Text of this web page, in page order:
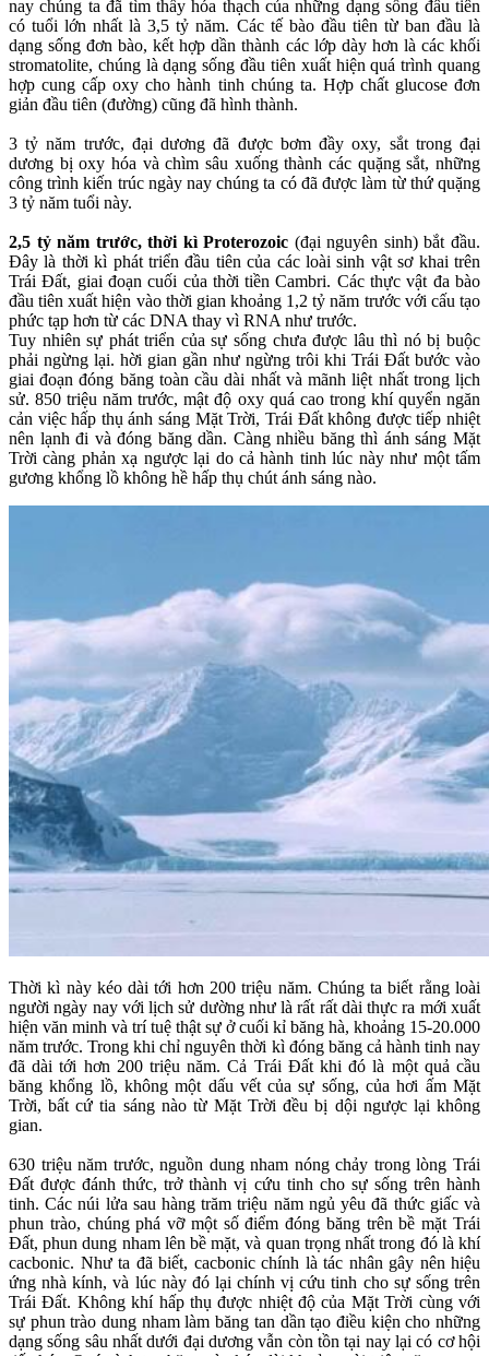
nay chúng ta đã tìm thấy hóa thạch của những dạng sống đâu tiên
có tuổi lớn nhất là 3,5 tỷ năm. Các tế bào đầu tiên từ ban đầu là
dạng sống đơn bào, kết hợp dần thành các lớp dày hơn là các khối
stromatolite, chúng là dạng sống đầu tiên xuất hiện quá trình quang
hợp cung cấp oxy cho hành tinh chúng ta. Hợp chất glucose đơn
giản đầu tiên (đường) cũng đã hình thành.
3 tỷ năm trước, đại dương đã được bơm đầy oxy, sắt trong đại
dương bị oxy hóa và chìm sâu xuống thành các quặng sắt, những
công trình kiến trúc ngày nay chúng ta có đã được làm từ thứ quặng
3 tỷ năm tuổi này.
2,5 tỷ năm trước, thời kì Proterozoic (đại nguyên sinh) bắt đầu.
Đây là thời kì phát triển đầu tiên của các loài sinh vật sơ khai trên
Trái Đất, giai đoạn cuối của thời tiền Cambri. Các thực vật đa bào
đầu tiên xuất hiện vào thời gian khoảng 1,2 tỷ năm trước với cấu tạo
phức tạp hơn từ các DNA thay vì RNA như trước.
Tuy nhiên sự phát triển của sự sống chưa được lâu thì nó bị buộc
phải ngừng lại. hời gian gần như ngừng trôi khi Trái Đất bước vào
giai đoạn đóng băng toàn cầu dài nhất và mãnh liệt nhất trong lịch
sử. 850 triệu năm trước, mật độ oxy quá cao trong khí quyển ngăn
cản việc hấp thụ ánh sáng Mặt Trời, Trái Đất không được tiếp nhiệt
nên lạnh đi và đóng băng dần. Càng nhiều băng thì ánh sáng Mặt
Trời càng phản xạ ngược lại do cả hành tinh lúc này như một tấm
gương khổng lồ không hề hấp thụ chút ánh sáng nào.
Thời kì này kéo dài tới hơn 200 triệu năm. Chúng ta biết rằng loài
người ngày nay với lịch sử dường như là rất rất dài thực ra mới xuất
hiện văn minh và trí tuệ thật sự ở cuối kỉ băng hà, khoảng 15-20.000
năm trước. Trong khi chỉ nguyên thời kì đóng băng cả hành tinh nay
đã dài tới hơn 200 triệu năm. Cả Trái Đất khi đó là một quả cầu
băng khổng lồ, không một dấu vết của sự sống, của hơi ấm Mặt
Trời, bất cứ tia sáng nào từ Mặt Trời đều bị dội ngược lại không
gian.
630 triệu năm trước, nguồn dung nham nóng chảy trong lòng Trái
Đất được đánh thức, trở thành vị cứu tinh cho sự sống trên hành
tinh. Các núi lửa sau hàng trăm triệu năm ngủ yêu đã thức giấc và
phun trào, chúng phá vỡ một số điểm đóng băng trên bề mặt Trái
Đất, phun dung nham lên bề mặt, và quan trọng nhất trong đó là khí
cacbonic. Như ta đã biết, cacbonic chính là tác nhân gây nên hiệu
ứng nhà kính, và lúc này đó lại chính vị cứu tinh cho sự sống trên
Trái Đất. Không khí hấp thụ được nhiệt độ của Mặt Trời cùng với
sự phun trào dung nham làm băng tan dần tạo điều kiện cho những
dạng sống sâu nhất dưới đại dương vẫn còn tồn tại nay lại có cơ hội